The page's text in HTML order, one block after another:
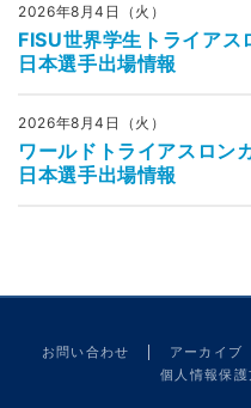
2026年8月4日（火）
FISU世界学生トライア
日本選手出場情報
2026年8月4日（火）
ワールドトライアスロン
日本選手出場情報
お問い合わせ アーカイブ
個人情報保護